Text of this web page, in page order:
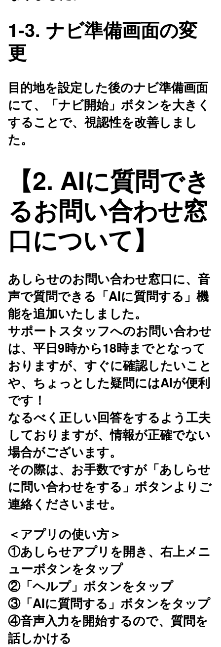
1-3. ナビ準備画面の変
更
目的地を設定した後のナビ準備画面
にて、「ナビ開始」ボタンを大きく
することで、視認性を改善しまし
た。
【2. AIに質問でき
るお問い合わせ窓
口について】
あしらせのお問い合わせ窓口に、音
声で質問できる「AIに質問する」機
能を追加いたしました。
サポートスタッフへのお問い合わせ
は、平日9時から18時までとなって
おりますが、すぐに確認したいこと
や、ちょっとした疑問にはAIが便利
です！
なるべく正しい回答をするよう工夫
しておりますが、情報が正確でない
場合がございます。
その際は、お手数ですが「あしらせ
に問い合わせをする」ボタンよりご
連絡くださいませ。
＜アプリの使い方＞
①あしらせアプリを開き、右上メニ
ューボタンをタップ
②「ヘルプ」ボタンをタップ
③「AIに質問する」ボタンをタップ
④音声入力を開始するので、質問を
話しかける